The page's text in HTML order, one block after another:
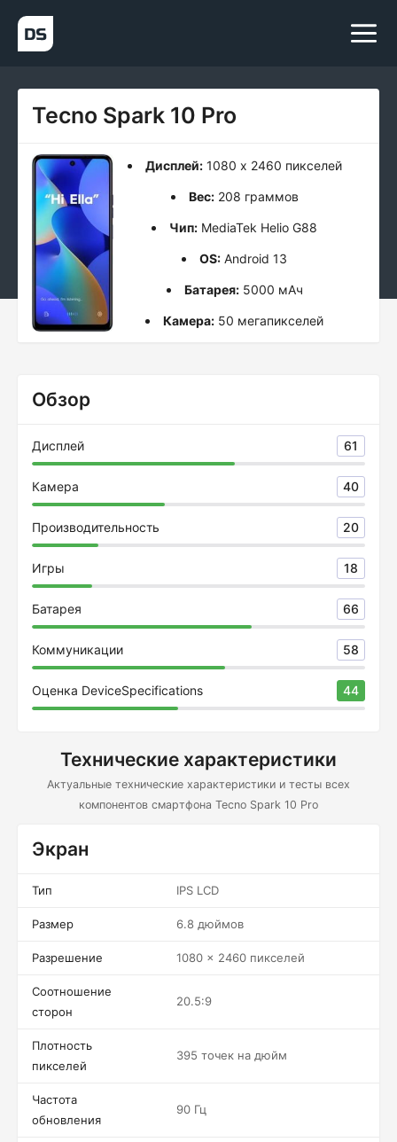
Tecno Spark 10 Pro
Дисплей:1080 x 2460 пикселей
Вес:208 граммов
Чип: MediaTek Helio G88
OS: Android 13
Батарея:5000 мАч
Камера: 50 мегапикселей
Обзор
Дисплей 61
Камера 40
Производительность 20
Игры 18
Батарея 66
Коммуникации 58
Оценка DeviceSpecifications 44
Технические характеристики
Актуальные технические характеристики и тесты всех
компонентов смартфона Tecno Spark 10 Pro
Экран
Тип IPS LCD
Размер 6.8 дюймов
Разрешение 1080 x 2460 пикселей
Соотношение
сторон
20.5:9
Плотность
пикселей
395 точек на дюйм
Частота
обновления
90 Гц